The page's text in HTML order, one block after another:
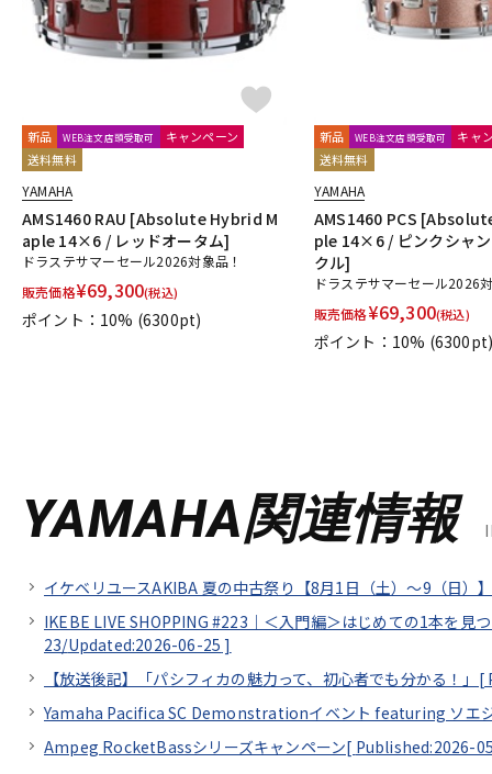
新品 WEB注文店頭受取可
キャンペーン
送料無料
YAMAHA
AMS1460 RAU [Absolute Hybrid M
aple 14×6 / レッドオータム]
ドラステサマーセール2026対象品！
販売価格¥69,300(税込)
ポイント：10% (6300pt)
新品 WEB注文店頭受取可
キャ
送料無料
YAMAHA
AMS1460 PCS
ple 14×6 / ピンクシャ
クル]
ドラステサマーセール2026
販売価格¥69,300(税込)
ポイント：10%
YAMAHA関連情報
イケベリユースAKIBA 夏の中古祭り【8月1日（土）～9（日）
IKEBE LIVE SHOPPING #223｜＜入門編＞はじめての1本を
23/Updated:2026-06-25 ]
【放送後記】「パシフィカの魅力って、初心者でも分かる！」[
Yamaha Pacifica SC Demonstrationイベント featuring ソエ
Ampeg RocketBassシリーズキャンペーン[ Published:2026-